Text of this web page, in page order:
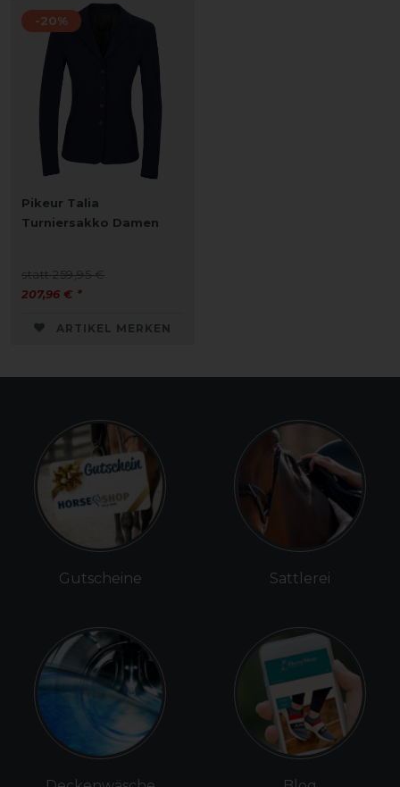
-20%
Pikeur Talia
Turniersakko Damen
statt 259,95 €
207,96 € *
ARTIKEL MERKEN
Gutscheine Sattlerei